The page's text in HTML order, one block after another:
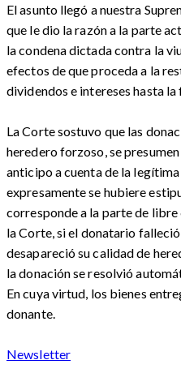
El asunto llegó a nuestra
que le dio la razón a la parte
la condena dictada contra la
efectos de que proceda a la
dividendos e intereses hasta
La Corte sostuvo que las
heredero forzoso, se
anticipo a cuenta de la
expresamente se hubiere
corresponde a la parte de
la Corte, si el donatario
desapareció su calidad de
la donación se resolvió
En cuya virtud, los bienes
donante.
Newsletter